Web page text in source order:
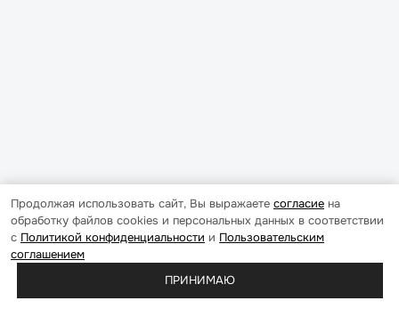
Продолжая использовать сайт, Вы выражаете согласие на
обработку файлов cookies и персональных данных в соответствии
с Политикой конфиденциальности и Пользовательским
соглашением
ПРИНИМАЮ